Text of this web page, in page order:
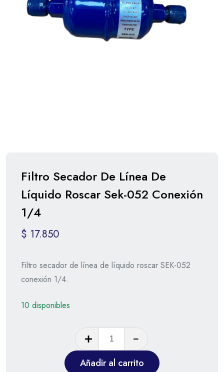
Filtro Secador De Línea De
Líquido Roscar Sek-052 Conexión
1/4
$ 17.850
Filtro secador de línea de líquido roscar SEK-052
conexión 1/4.
10 disponibles
Añadir al carrito